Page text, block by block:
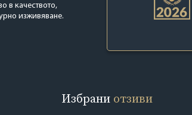
в качеството,
изживяване.
Избрани отзиви